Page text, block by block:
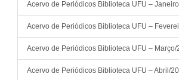
Acervo de Periódicos Biblioteca UFU –
Acervo de Periódicos Biblioteca UFU –
Acervo de Periódicos Biblioteca UFU – Março/
Acervo de Periódicos Biblioteca UFU – Abril/